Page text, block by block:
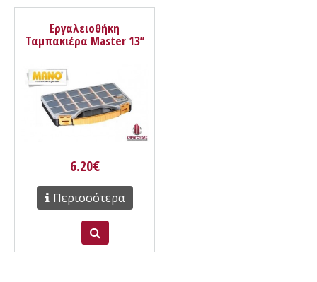
Εργαλειοθήκη
Ταμπακιέρα Master 13’’
14301.08 Mano
6.20€
Περισσότερα